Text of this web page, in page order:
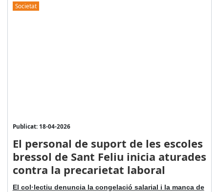
Societat
Publicat: 18-04-2026
El personal de suport de les escoles
bressol de Sant Feliu inicia aturades
contra la precarietat laboral
El col·lectiu denuncia la congelació salarial i la manca de